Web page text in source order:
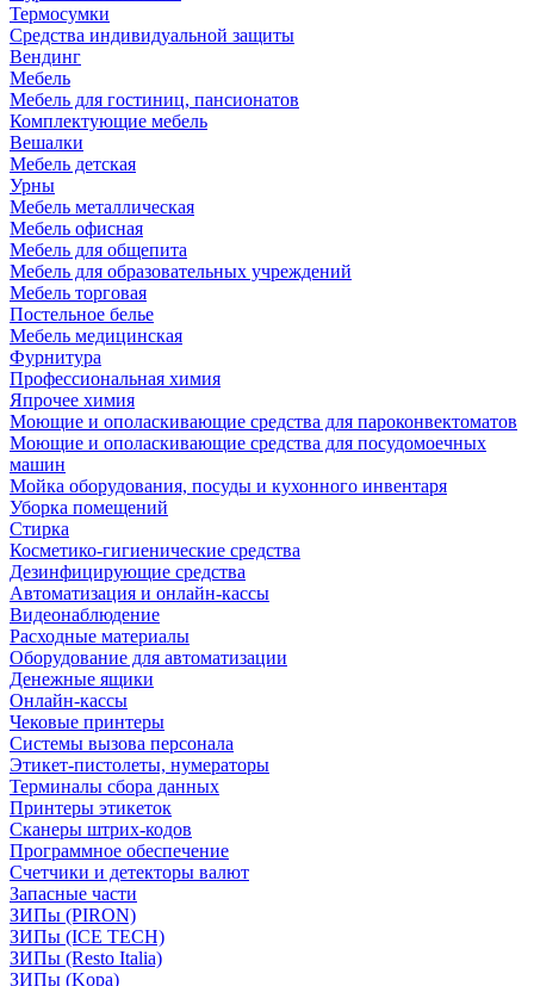
Термосумки
Средства индивидуальной защиты
Вендинг
Мебель
Мебель для гостиниц, пансионатов
Комплектующие мебель
Вешалки
Мебель детская
Урны
Мебель металлическая
Мебель офисная
Мебель для общепита
Мебель для образовательных учреждений
Мебель торговая
Постельное белье
Мебель медицинская
Фурнитура
Профессиональная химия
Япрочее химия
Моющие и ополаскивающие средства для пароконвектоматов
Моющие и ополаскивающие средства для посудомоечных
машин
Мойка оборудования, посуды и кухонного инвентаря
Уборка помещений
Стирка
Косметико-гигиенические средства
Дезинфицирующие средства
Автоматизация и онлайн-кассы
Видеонаблюдение
Расходные материалы
Оборудование для автоматизации
Денежные ящики
Онлайн-кассы
Чековые принтеры
Системы вызова персонала
Этикет-пистолеты, нумераторы
Терминалы сбора данных
Принтеры этикеток
Сканеры штрих-кодов
Программное обеспечение
Счетчики и детекторы валют
Запасные части
ЗИПы (PIRON)
ЗИПы (ICE TECH)
ЗИПы (Resto Italia)
ЗИПы (Kopa)